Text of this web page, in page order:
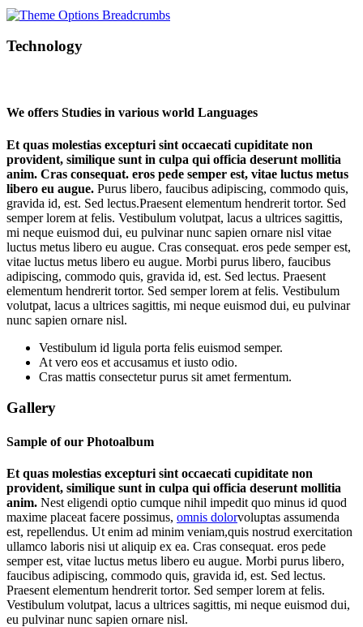
Technology
We offers Studies in various world Languages
Et quas molestias excepturi sint occaecati cupiditate non
provident, similique sunt in culpa qui officia deserunt mollitia
anim. Cras consequat. eros pede semper est, vitae luctus metus
libero eu augue. Purus libero, faucibus adipiscing, commodo quis,
gravida id, est. Sed lectus.Praesent elementum hendrerit tortor. Sed
semper lorem at felis. Vestibulum volutpat, lacus a ultrices sagittis,
mi neque euismod dui, eu pulvinar nunc sapien ornare nisl vitae
luctus metus libero eu augue. Cras consequat. eros pede semper est,
vitae luctus metus libero eu augue. Morbi purus libero, faucibus
adipiscing, commodo quis, gravida id, est. Sed lectus. Praesent
elementum hendrerit tortor. Sed semper lorem at felis. Vestibulum
volutpat, lacus a ultrices sagittis, mi neque euismod dui, eu pulvinar
nunc sapien ornare nisl.
Vestibulum id ligula porta felis euismod semper.
At vero eos et accusamus et iusto odio.
Cras mattis consectetur purus sit amet fermentum.
Gallery
Sample of our Photoalbum
Et quas molestias excepturi sint occaecati cupiditate non
provident, similique sunt in culpa qui officia deserunt mollitia
anim. Nest eligendi optio cumque nihil impedit quo minus id quod
maxime placeat facere possimus, omnis dolorvoluptas assumenda
est, repellendus. Ut enim ad minim veniam,quis nostrud exercitation
ullamco laboris nisi ut aliquip ex ea. Cras consequat. eros pede
semper est, vitae luctus metus libero eu augue. Morbi purus libero,
faucibus adipiscing, commodo quis, gravida id, est. Sed lectus.
Praesent elementum hendrerit tortor. Sed semper lorem at felis.
Vestibulum volutpat, lacus a ultrices sagittis, mi neque euismod dui,
eu pulvinar nunc sapien ornare nisl.